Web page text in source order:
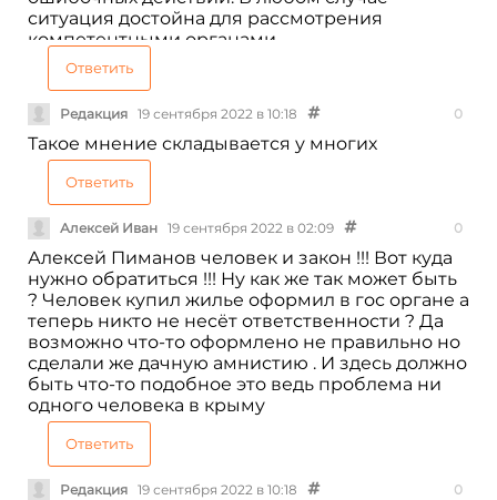
ситуация достойна для рассмотрения
компетентными органами.
Ответить
Редакция 19 сентября 2022 в 10:18 0
Такое мнение складывается у многих
Ответить
Алексей Иван 19 сентября 2022 в 02:09 0
Алексей Пиманов человек и закон !!! Вот куда
нужно обратиться !!! Ну как же так может быть
? Человек купил жилье оформил в гос органе а
теперь никто не несёт ответственности ? Да
возможно что-то оформлено не правильно но
сделали же дачную амнистию . И здесь должно
быть что-то подобное это ведь проблема ни
одного человека в крыму
Ответить
Редакция 19 сентября 2022 в 10:18 0